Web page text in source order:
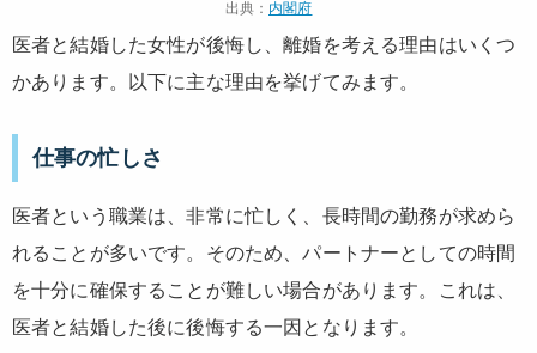
出典： 内閣府
医者と結婚した女性が後悔し、離婚を考える理由はいくつ
かあります。以下に主な理由を挙げてみます。
仕事の忙しさ
医者という職業は、非常に忙しく、長時間の勤務が求めら
れることが多いです。そのため、パートナーとしての時間
を十分に確保することが難しい場合があります。これは、
医者と結婚した後に後悔する一因となります。